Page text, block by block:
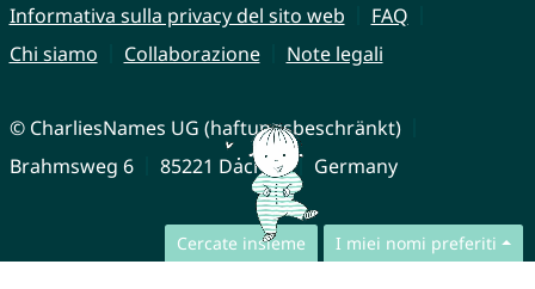
Cercate insieme I miei nomi preferiti
Informativa sulla privacy del sito web
FAQ
Chi siamo
Collaborazione Note legali
© CharliesNames UG (haftungsbeschränkt)
Brahmsweg 6
85221 Dachau Germany